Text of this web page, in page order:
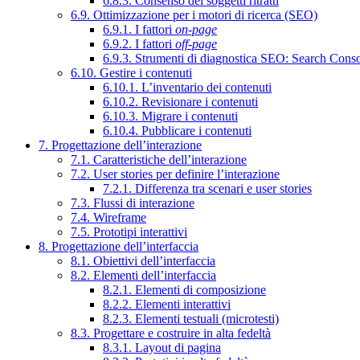
6.9. Ottimizzazione per i motori di ricerca (SEO)
6.9.1. I fattori on-page
6.9.2. I fattori off-page
6.9.3. Strumenti di diagnostica SEO: Search
6.10. Gestire i contenuti
6.10.1. L’inventario dei contenuti
6.10.2. Revisionare i contenuti
6.10.3. Migrare i contenuti
6.10.4. Pubblicare i contenuti
7. Progettazione dell’interazione
7.1. Caratteristiche dell’interazione
7.2. User stories per definire l’interazione
7.2.1. Differenza tra scenari e user stories
7.3. Flussi di interazione
7.4. Wireframe
7.5. Prototipi interattivi
8. Progettazione dell’interfaccia
8.1. Obiettivi dell’interfaccia
8.2. Elementi dell’interfaccia
8.2.1. Elementi di composizione
8.2.2. Elementi interattivi
8.2.3. Elementi testuali (microtesti)
8.3. Progettare e costruire in alta fedeltà
8.3.1. Layout di pagina